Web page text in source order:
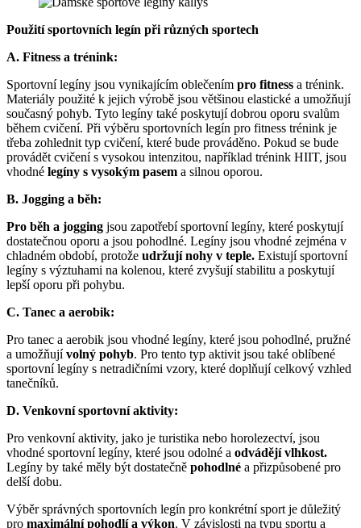
Použití sportovních legín při různých sportech
A. Fitness a trénink:
Sportovní legíny jsou vynikajícím oblečením pro fitness a trénink.
Materiály použité k jejich výrobě jsou většinou elastické a umožňují
současný pohyb. Tyto legíny také poskytují dobrou oporu svalům
během cvičení. Při výběru sportovních legín pro fitness trénink je
třeba zohlednit typ cvičení, které bude prováděno. Pokud se bude
provádět cvičení s vysokou intenzitou, například trénink HIIT, jsou
vhodné legíny s vysokým pasem a silnou oporou.
B. Jogging a běh:
Pro běh a jogging jsou zapotřebí sportovní legíny, které poskytují
dostatečnou oporu a jsou pohodlné. Legíny jsou vhodné zejména v
chladném období, protože udržují nohy v teple. Existují sportovní
legíny s výztuhami na kolenou, které zvyšují stabilitu a poskytují
lepší oporu při pohybu.
C. Tanec a aerobik:
Pro tanec a aerobik jsou vhodné legíny, které jsou pohodlné, pružné
a umožňujívolný pohyb. Pro tento typ aktivit jsou také oblíbené
sportovní legíny s netradičními vzory, které doplňují celkový vzhled
tanečníků.
D. Venkovní sportovní aktivity:
Pro venkovní aktivity, jako je turistika nebo horolezectví, jsou
vhodné sportovní legíny, které jsou odolné a odvádějí vlhkost.
Legíny by také měly být dostatečně pohodlné a přizpůsobené pro
delší dobu.
Výběr správných sportovních legín pro konkrétní sport je důležitý
pro maximální pohodlí a výkon. V závislosti na typu sportu a